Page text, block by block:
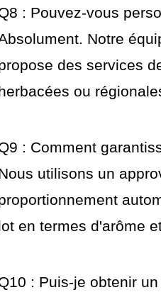
: Pouvez-vous
Notre
des services
ou
: Comment
utilisons un
en termes d'arôme
: Puis-je obtenir